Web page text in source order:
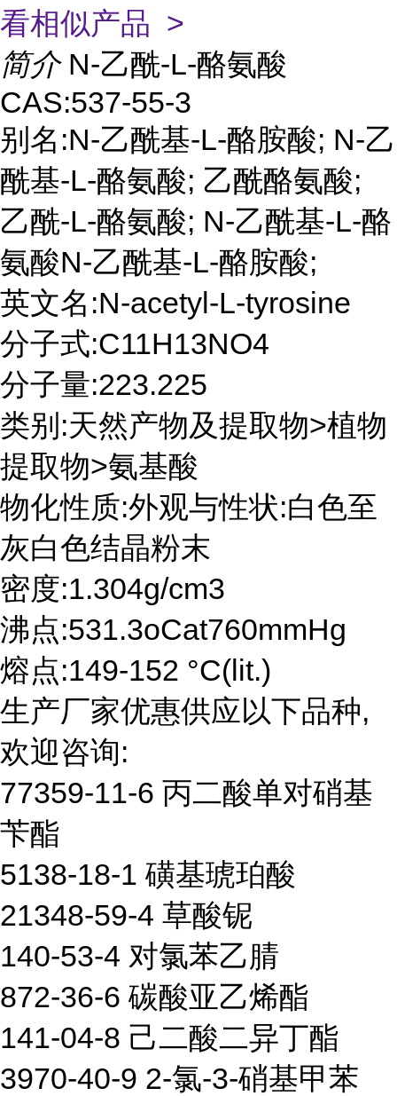
看相似产品 >
简介 N-乙酰-L-酪氨酸
CAS:537-55-3
别名:N-乙酰基-L-酪胺酸; N-乙
酰基-L-酪氨酸; 乙酰酪氨酸;
乙酰-L-酪氨酸; N-乙酰基-L-酪
氨酸N-乙酰基-L-酪胺酸;
英文名:N-acetyl-L-tyrosine
分子式:C11H13NO4
分子量:223.225
类别:天然产物及提取物>植物
提取物>氨基酸
物化性质:外观与性状:白色至
灰白色结晶粉末
密度:1.304g/cm3
沸点:531.3oCat760mmHg
熔点:149-152 °C(lit.)
生产厂家优惠供应以下品种,
欢迎咨询:
77359-11-6 丙二酸单对硝基
苄酯
5138-18-1 磺基琥珀酸
21348-59-4 草酸铌
140-53-4 对氯苯乙腈
872-36-6 碳酸亚乙烯酯
141-04-8 己二酸二异丁酯
3970-40-9 2-氯-3-硝基甲苯